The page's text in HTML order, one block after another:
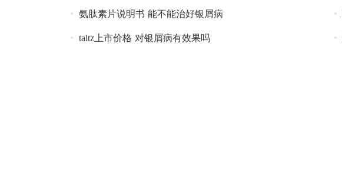
氨肽素片说明书 能不能治好银屑病
taltz上市价格 对银屑病有效果吗